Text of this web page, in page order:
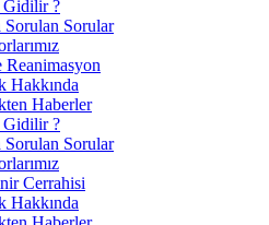
Gidilir ?
Sorulan Sorular
Reanimasyon
Hakkında
Haberler
Gidilir ?
Sorulan Sorular
Cerrahisi
Hakkında